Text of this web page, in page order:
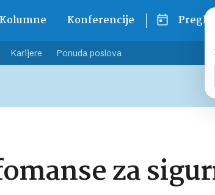
Kolumne Konferencije
Karijere Ponuda poslova
za